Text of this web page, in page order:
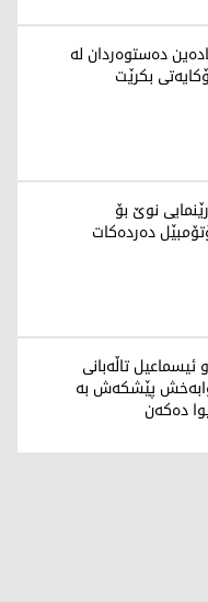
دەستوەردان لە
بکرێت
نوێ بۆ
دەردەکات
تاڵەبانی
پێشکەش بە
دەکەن